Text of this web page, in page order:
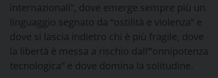
internazionali”, dove emerge sempre più un
linguaggio segnato da “ostilità e violenza” e
dove si lascia indietro chi è più fragile, dove
la libertà è messa a rischio dall’”onnipotenza
tecnologica” e dove domina la solitudine.